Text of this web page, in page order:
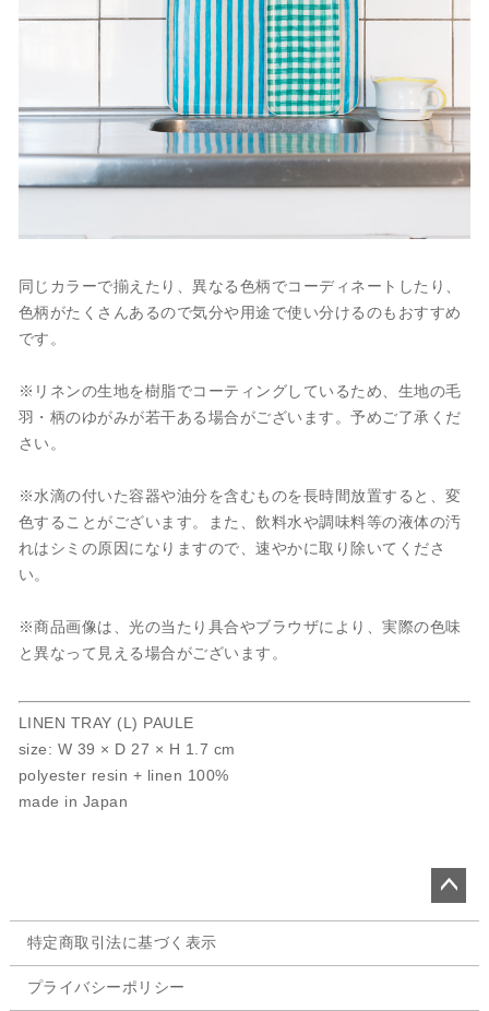
同じカラーで揃えたり、異なる色柄でコーディネートしたり、
色柄がたくさんあるので気分や用途で使い分けるのもおすすめ
です。
※リネンの生地を樹脂でコーティングしているため、生地の毛
羽・柄のゆがみが若干ある場合がございます。予めご了承くだ
さい。
※水滴の付いた容器や油分を含むものを長時間放置すると、変
色することがございます。また、飲料水や調味料等の液体の汚
れはシミの原因になりますので、速やかに取り除いてくださ
い。
※商品画像は、光の当たり具合やブラウザにより、実際の色味
と異なって見える場合がございます。
LINEN TRAY (L) PAULE
size: W 39 × D 27 × H 1.7 cm
polyester resin + linen 100%
made in Japan
ップ
特定商取引法に基づく表示
プライバシーポリシー